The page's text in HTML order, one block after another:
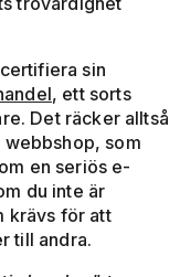
sin
, ett sorts
Det räcker alltså
webbshop, som
en seriös e-
du inte är
krävs för att
till andra.